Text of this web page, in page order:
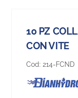
10 PZ
CON VITE
Cod: 214-FCND